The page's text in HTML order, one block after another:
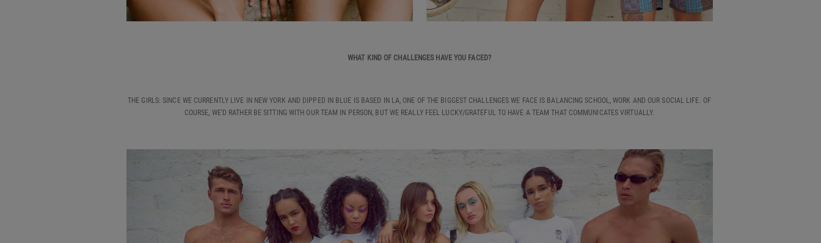
WHAT KIND OF CHALLENGES HAVE YOU FACED?
THE GIRLS: SINCE WE CURRENTLY LIVE IN NEW YORK AND DIPPED IN BLUE IS BASED IN LA, ONE OF THE BIGGEST CHALLENGES WE FACE IS BALANCING SCHOOL, WORK AND OUR SOCIAL LIFE. OF
COURSE, WE'D RATHER BE SITTING WITH OUR TEAM IN PERSON, BUT WE REALLY FEEL LUCKY/GRATEFUL TO HAVE A TEAM THAT COMMUNICATES VIRTUALLY.